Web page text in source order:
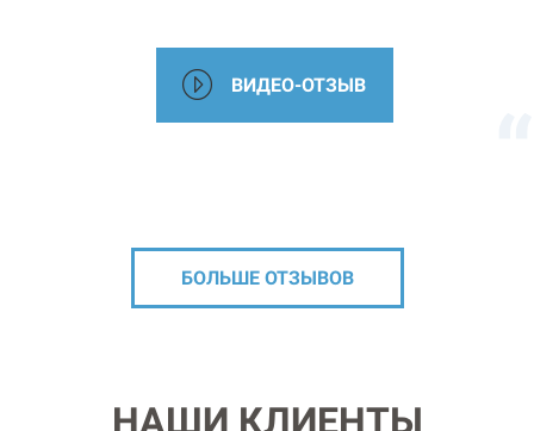
ВИДЕО-ОТЗЫВ
БОЛЬШЕ ОТЗЫВОВ
НАШИ КЛИЕНТЫ